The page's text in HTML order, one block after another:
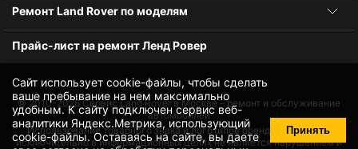
Сайт использует cookie-файлы, чтобы сделать
ваше пребывание на нем максимально
удобным. К cайту подключен сервис веб-
аналитики Яндекс.Метрика, использующий
cookie-файлы. Оставаясь на сайте, вы даете
Принять
Ремонт Land Rover по моделям
Прайс-лист на ремонт Ленд Ровер
© 2010-2026Сервис Land Rover в Москве – ремонт и обслуживание
автомобилей
Использование товарного знака и логотипов бренда происходит
исключительно в информационных целях не является нарушением и